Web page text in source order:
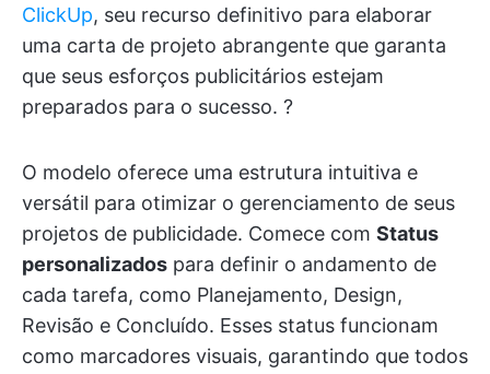
ClickUp, seu recurso definitivo para elaborar
uma carta de projeto abrangente que garanta
que seus esforços publicitários estejam
preparados para o sucesso. ?
O modelo oferece uma estrutura intuitiva e
versátil para otimizar o gerenciamento de seus
projetos de publicidade. Comece com Status
personalizados para definir o andamento de
cada tarefa, como Planejamento, Design,
Revisão e Concluído. Esses status funcionam
como marcadores visuais, garantindo que todos